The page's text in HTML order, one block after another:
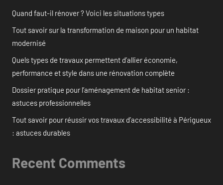
Quand faut-il rénover ? Voici les situations types
Tout savoir sur la transformation de maison pour un habitat
modernisé
Quels types de travaux permettent d’allier économie,
performance et style dans une rénovation complète
Dossier pratique pour l’aménagement de habitat senior :
astuces professionnelles
Tout savoir pour réussir vos travaux d’accessibilité à Périgueux
: astuces durables
Recent Comments